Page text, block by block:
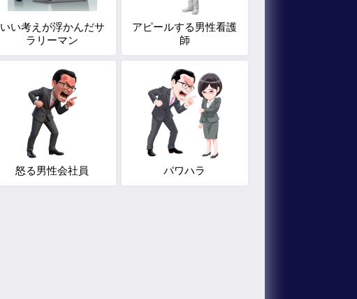
いい考えが浮かんだサ
ラリーマン
アピールする男性看護
師
怒る男性会社員 パワハラ